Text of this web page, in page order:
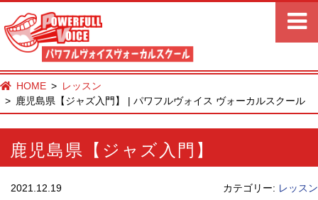
HOME
レッスン
鹿児島県【ジャズ入門】 | パワフルヴォイス ヴォーカルスクール
鹿児島県【ジャズ入門】
2021.12.19 カテゴリー: レッスン